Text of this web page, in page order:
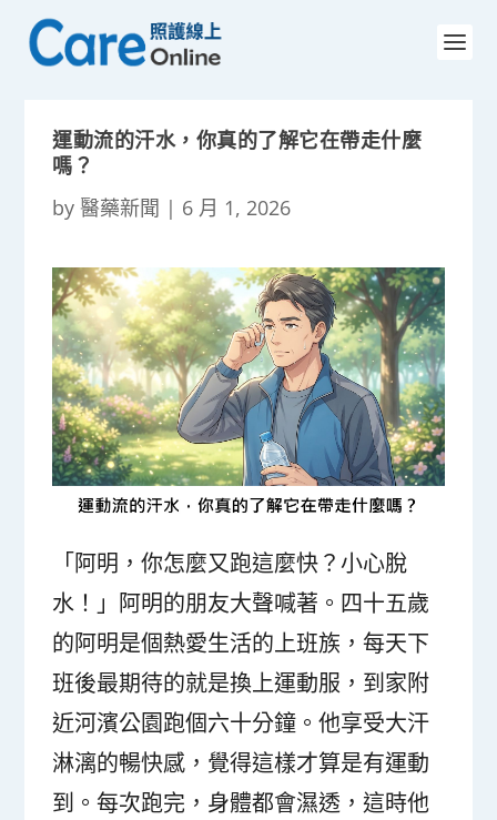
運動流的汗水，你真的了解它在帶走什麼
嗎？
by 醫藥新聞 | 6 月 1, 2026
「阿明，你怎麼又跑這麼快？小心脫
水！」阿明的朋友大聲喊著。四十五歲
的阿明是個熱愛生活的上班族，每天下
班後最期待的就是換上運動服，到家附
近河濱公園跑個六十分鐘。他享受大汗
淋漓的暢快感，覺得這樣才算是有運動
到。每次跑完，身體都會濕透，這時他